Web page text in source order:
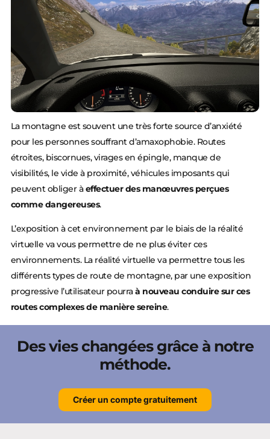
La montagne est souvent une très forte source d’anxiété
pour les personnes souffrant d’amaxophobie. Routes
étroites, biscornues, virages en épingle, manque de
visibilités, le vide à proximité, véhicules imposants qui
peuvent obliger àeffectuer des manœuvres perçues
comme dangereuses.
L’exposition à cet environnement par le biais de la réalité
virtuelle va vous permettre de ne plus éviter ces
environnements. La réalité virtuelle va permettre tous les
différents types de route de montagne, par une exposition
progressive l’utilisateur pourraà nouveau conduire sur ces
routes complexes de manière sereine.
Des vies changées grâce à notre
méthode.
Créer un compte gratuitement